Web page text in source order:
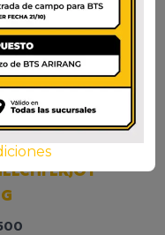
EKJOT